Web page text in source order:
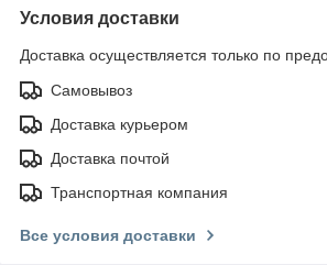
Условия доставки
Доставка осуществляется только по
Самовывоз
Доставка курьером
Доставка почтой
Транспортная компания
Все условия доставки